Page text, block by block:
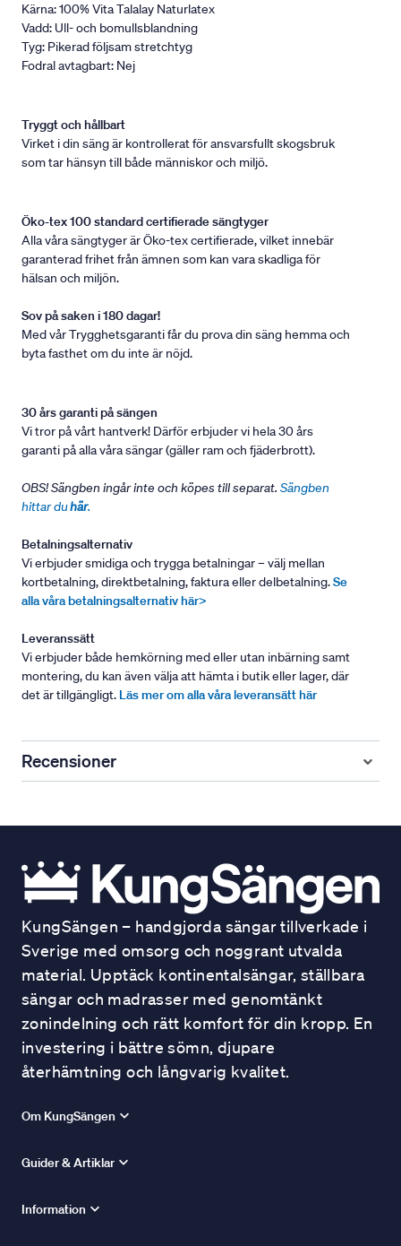
Kärna: 100% Vita Talalay Naturlatex
Vadd: Ull- och bomullsblandning
Tyg: Pikerad följsam stretchtyg
Fodral avtagbart: Nej
Tryggt och hållbart
Virket i din säng är kontrollerat för ansvarsfullt skogsbruk
som tar hänsyn till både människor och miljö.
Öko-tex 100 standard certifierade sängtyger
Alla våra sängtyger är Öko-tex certifierade, vilket innebär
garanterad frihet från ämnen som kan vara skadliga för
hälsan och miljön.
Sov på saken i 180 dagar!
Med vår Trygghetsgaranti får du prova din säng hemma och
byta fasthet om du inte är nöjd.
30 års garanti på sängen
Vi tror på vårt hantverk! Därför erbjuder vi hela 30 års
garanti på alla våra sängar (gäller ram och fjäderbrott).
OBS! Sängben ingår inte och köpes till separat. Sängben
hittar duhär.
Betalningsalternativ
Vi erbjuder smidiga och trygga betalningar – välj mellan
kortbetalning, direktbetalning, faktura eller delbetalning.Se
alla våra betalningsalternativ här>
Leveranssätt
Vi erbjuder både hemkörning med eller utan inbärning samt
montering, du kan även välja att hämta i butik eller lager, där
det är tillgängligt. Läs mer om alla våra leveransätt här
Recensioner
KungSängen – handgjorda sängar tillverkade i
Sverige med omsorg och noggrant utvalda
material. Upptäck kontinentalsängar, ställbara
sängar och madrasser med genomtänkt
zonindelning och rätt komfort för din kropp. En
investering i bättre sömn, djupare
återhämtning och långvarig kvalitet.
Om KungSängen
Guider & Artiklar
Information